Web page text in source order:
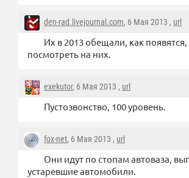
den-rad.livejournal.com, 6 Мая 2013 , url
Их в 2013 обещали, как
посмотреть на них.
exekutor, 6 Мая 2013 , url
Пустозвонство, 100 уровень.
fox-net, 6 Мая 2013 , url
Они идут по стопам автоваза,
устаревшие автомобили.